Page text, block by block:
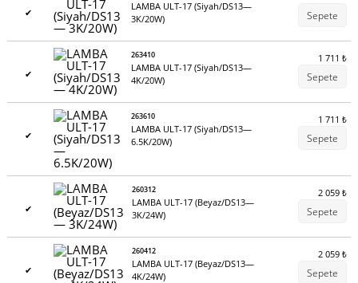
✔
LAMBA ULT-17 (Siyah/DS13—
3K/20W)
Sepete
✔
263410
LAMBA ULT-17 (Siyah/DS13—
4K/20W)
1 711₺
Sepete
✔
263610
LAMBA ULT-17 (Siyah/DS13—
6.5K/20W)
1 711₺
Sepete
✔
260312
LAMBA ULT-17 (Beyaz/DS13—
3K/24W)
2 059₺
Sepete
✔
260412
LAMBA ULT-17 (Beyaz/DS13—
4K/24W)
2 059₺
Sepete